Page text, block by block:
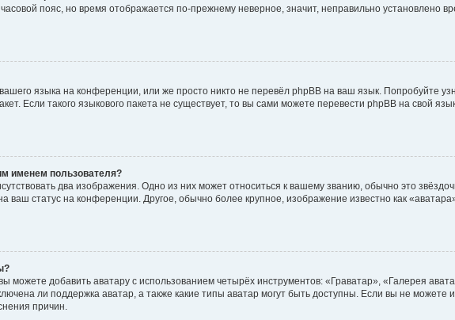
пояс, но время отображается по-прежнему неверное, значит, неправильно установлено
языка на конференции, или же просто никто не перевёл phpBB на ваш язык. Попробуйте
Если такого языкового пакета не существует, то вы сами можете перевести phpBB на свой
именем пользователя?
два изображения. Одно из них может относиться к вашему званию, обычно это
ваш статус на конференции. Другое, обычно более крупное, изображение известно как
можете добавить аватару с использованием четырёх инструментов: «Граватар», «Галерея
ли поддержка аватар, а также какие типы аватар могут быть доступны. Если вы не можете
причин.